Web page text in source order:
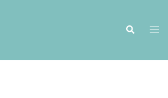
Search